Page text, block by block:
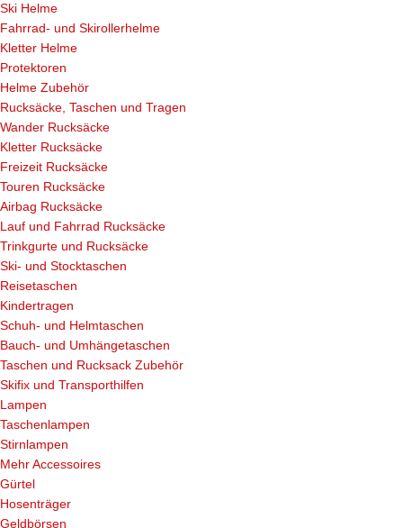
Ski Helme
Fahrrad- und Skirollerhelme
Kletter Helme
Protektoren
Helme Zubehör
Rucksäcke, Taschen und Tragen
Wander Rucksäcke
Kletter Rucksäcke
Freizeit Rucksäcke
Touren Rucksäcke
Airbag Rucksäcke
Lauf und Fahrrad Rucksäcke
Trinkgurte und Rucksäcke
Ski- und Stocktaschen
Reisetaschen
Kindertragen
Schuh- und Helmtaschen
Bauch- und Umhängetaschen
Taschen und Rucksack Zubehör
Skifix und Transporthilfen
Lampen
Taschenlampen
Stirnlampen
Mehr Accessoires
Gürtel
Hosenträger
Geldbörsen